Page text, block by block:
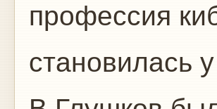
профессия
становилась